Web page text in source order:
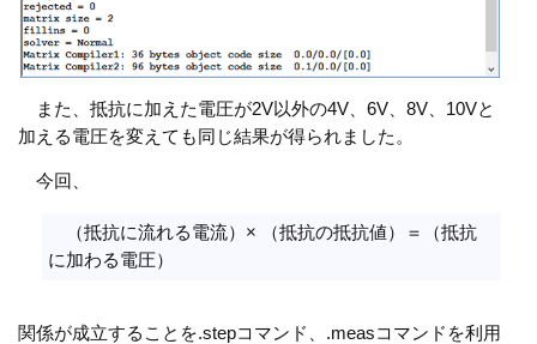
また、抵抗に加えた電圧が2V以外の4V、6V、8V、10Vと
加える電圧を変えても同じ結果が得られました。
今回、
（抵抗に流れる電流）× （抵抗の抵抗値）＝（抵抗
に加わる電圧）
関係が成立することを.stepコマンド、.measコマンドを利用